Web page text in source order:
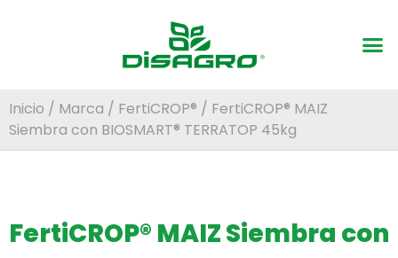
Inicio / Marca / FertiCROP® / FertiCROP® MAIZ
Siembra con BIOSMART® TERRATOP 45kg
FertiCROP® MAIZ Siembra con